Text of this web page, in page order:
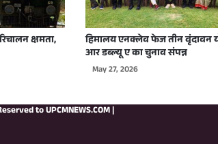
क्षमता, हिमालय एनक्लेव फेज तीन वृंदावन
आर डब्ल्यू ए का चुनाव संपन्न
May 27, 2026
toUPCMNEWS.COM|